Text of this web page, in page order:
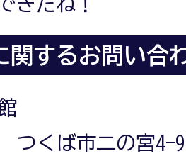
関するお問い合
つくば市二の宮4-